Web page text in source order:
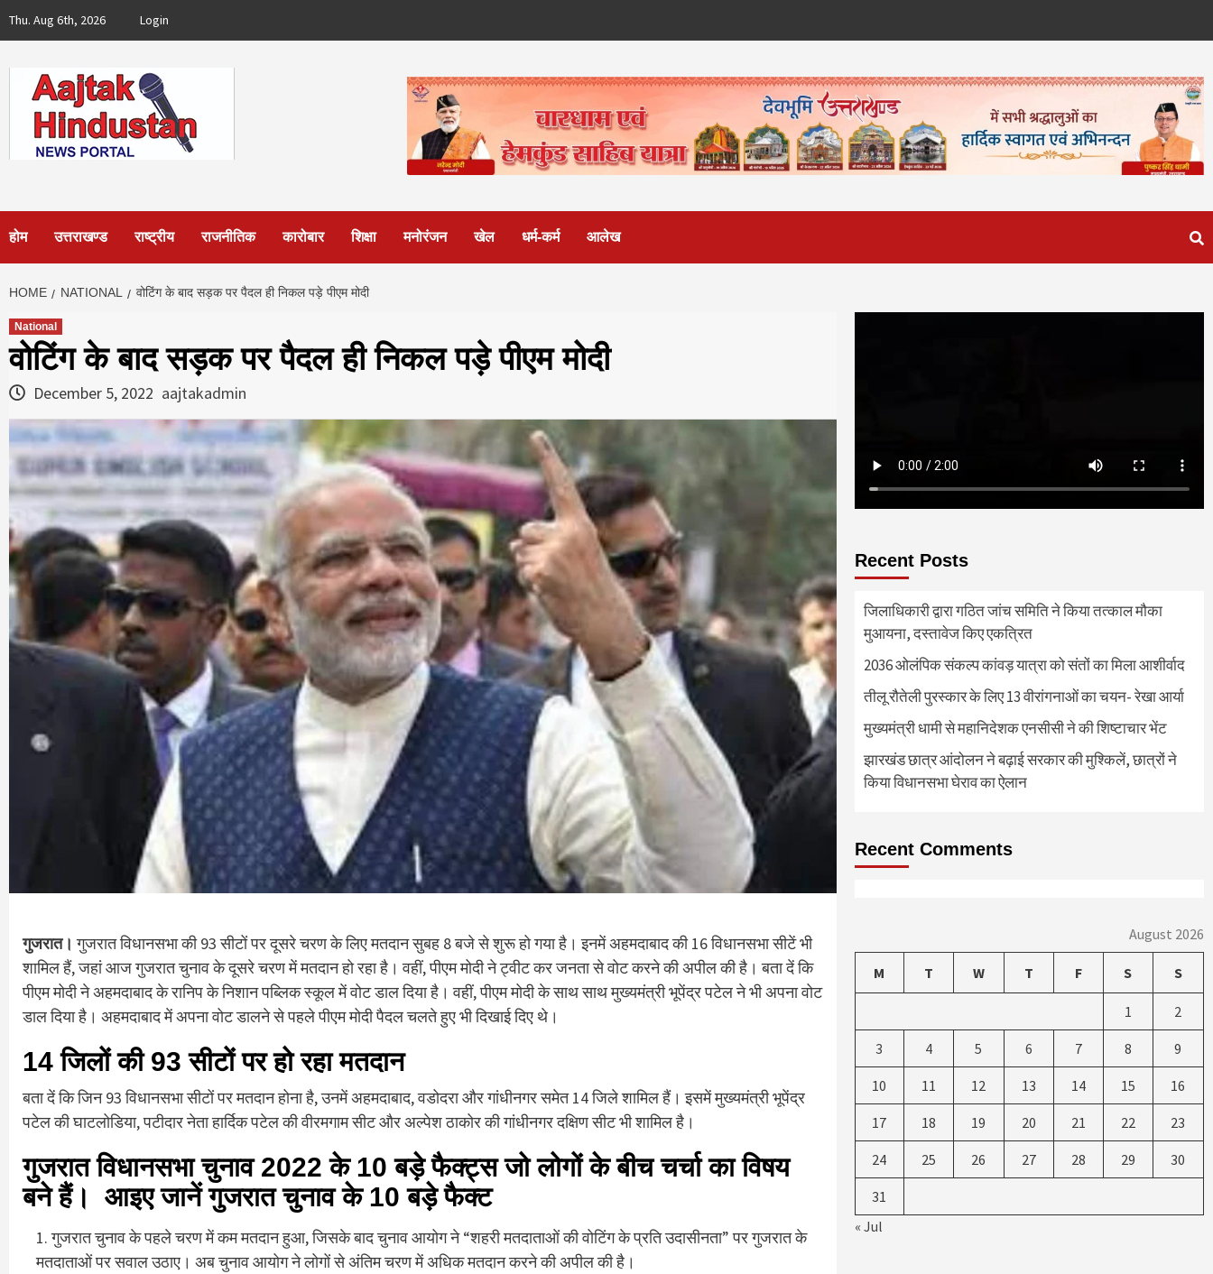
Thu. Aug 6th, 2026 Login
होम उत्तराखण्ड राष्ट्रीय राजनीतिक कारोबार शिक्षा मनोरंजन खेल धर्म-कर्म आलेख
HOME NATIONAL वोटिंग के बाद सड़क पर पैदल ही निकल पड़े पीएम मोदी
National
वोटिंग के बाद सड़क पर पैदल ही निकल पड़े पीएम मोदी
December 5, 2022 aajtakadmin
गुजरात।गुजरात विधानसभा की 93 सीटों पर दूसरे चरण के लिए मतदान सुबह 8 बजे से शुरू हो गया है। इनमें अहमदाबाद की 16 विधानसभा सीटें भी
शामिल हैं, जहां आज गुजरात चुनाव के दूसरे चरण में मतदान हो रहा है। वहीं, पीएम मोदी ने ट्वीट कर जनता से वोट करने की अपील की है। बता दें कि
पीएम मोदी ने अहमदाबाद के रानिप के निशान पब्लिक स्कूल में वोट डाल दिया है। वहीं, पीएम मोदी के साथ साथ मुख्यमंत्री भूपेंद्र पटेल ने भी अपना वोट
डाल दिया है। अहमदाबाद में अपना वोट डालने से पहले पीएम मोदी पैदल चलते हुए भी दिखाई दिए थे।
14 जिलों की 93 सीटों पर हो रहा मतदान
बता दें कि जिन 93 विधानसभा सीटों पर मतदान होना है, उनमें अहमदाबाद, वडोदरा और गांधीनगर समेत 14 जिले शामिल हैं। इसमें मुख्यमंत्री भूपेंद्र
पटेल की घाटलोडिया, पटीदार नेता हार्दिक पटेल की वीरमगाम सीट और अल्पेश ठाकोर की गांधीनगर दक्षिण सीट भी शामिल है।
गुजरात विधानसभा चुनाव 2022 के 10 बड़े फैक्ट्स जो लोगों के बीच चर्चा का विषय
बने हैं। आइए जानें गुजरात चुनाव के 10 बड़े फैक्ट
गुजरात चुनाव के पहले चरण में कम मतदान हुआ, जिसके बाद चुनाव आयोग ने “शहरी मतदाताओं की वोटिंग के प्रति उदासीनता” पर गुजरात के
मतदाताओं पर सवाल उठाए। अब चुनाव आयोग ने लोगों से अंतिम चरण में अधिक मतदान करने की अपील की है।
Recent Posts
जिलाधिकारी द्वारा गठित जांच समिति ने किया तत्काल मौका
मुआयना, दस्तावेज किए एकत्रित
2036 ओलंपिक संकल्प कांवड़ यात्रा को संतों का मिला आशीर्वाद
तीलू रौतेली पुरस्कार के लिए 13 वीरांगनाओं का चयन- रेखा आर्या
मुख्यमंत्री धामी से महानिदेशक एनसीसी ने की शिष्टाचार भेंट
झारखंड छात्र आंदोलन ने बढ़ाई सरकार की मुश्किलें, छात्रों ने
किया विधानसभा घेराव का ऐलान
Recent Comments
August 2026
M T W T F S S
1 2
3 4 5 6 7 8 9
10 11 12 13 14 15 16
17 18 19 20 21 22 23
24 25 26 27 28 29 30
31
« Jul